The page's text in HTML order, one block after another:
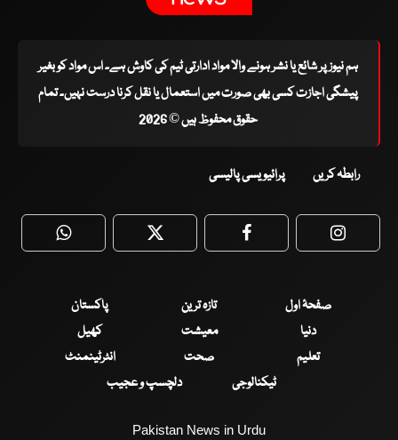
ہم نیوز پر شائع یا نشر ہونے والا مواد ادارتی ٹیم کی کاوش ہے۔ اس مواد کو بغیر
پیشگی اجازت کسی بھی صورت میں استعمال یا نقل کرنا درست نہیں۔ تمام
حقوق محفوظ ہیں © 2026
رابطہ کریں پرائیویسی پالیسی
WhatsApp Twitter Facebook
صفحۂ اول تازہ ترین
پاکستان
دنیا
معیشت
کھیل
تعلیم
صحت
انٹرٹینمنٹ
ٹیکنالوجی
دلچسپ و عجیب
Pakistan News in Urdu